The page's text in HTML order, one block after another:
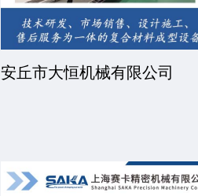
安丘市大恒机械有限公司